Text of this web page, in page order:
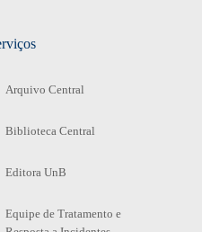
Arquivo Central
Biblioteca Central
Editora UnB
Equipe de Tratamento e